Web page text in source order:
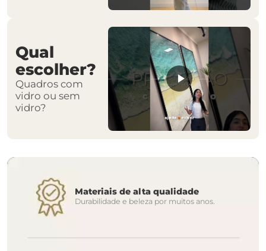
Qual
escolher?
Quadros com
vidro ou sem
vidro?
Materiais de alta qualidade
Durabilidade e beleza por muitos anos.